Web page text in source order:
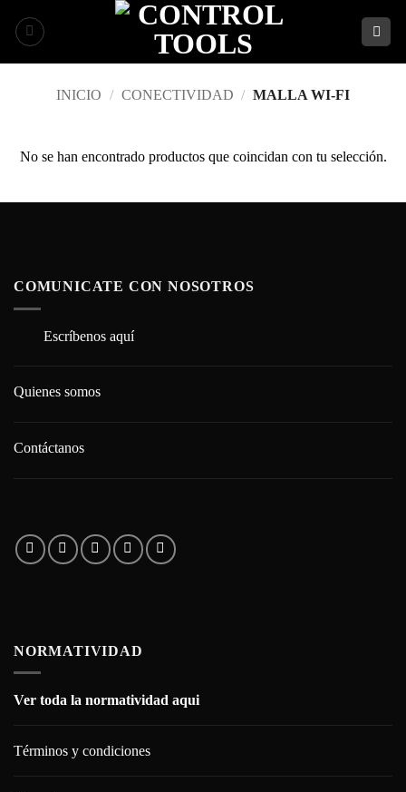
INICIO / CONECTIVIDAD / MALLA WI-FI
No se han encontrado productos que coincidan con tu selección.
COMUNICATE CON NOSOTROS
Escríbenos aquí
Quienes somos
Contáctanos
NORMATIVIDAD
Ver toda la normatividad aqui
Términos y condiciones